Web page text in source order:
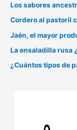
p
o
r
:
Los sabores
Cordero al pastoril
Jaén, el mayor
La ensaladilla rusa
¿Cuántos tipos de